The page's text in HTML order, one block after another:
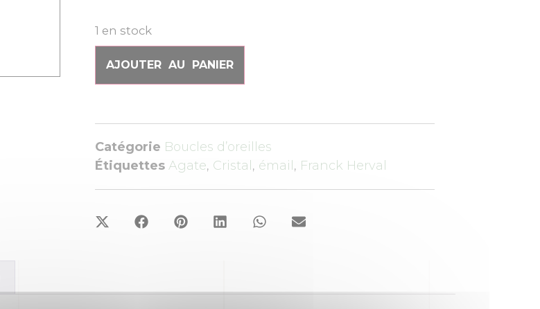
1 en stock
AJOUTER AU PANIER
Catégorie Boucles d’oreilles
Étiquettes Agate, Cristal , émail , Franck Herval